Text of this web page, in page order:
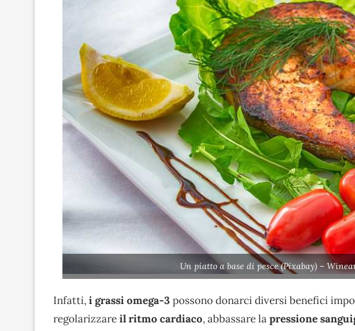
Un piatto a base di pesce (Pixabay) –
Infatti,igrassi omega-3 possono donarci diversi benefici
regolarizzareil ritmo cardiaco, abbassare lapressione